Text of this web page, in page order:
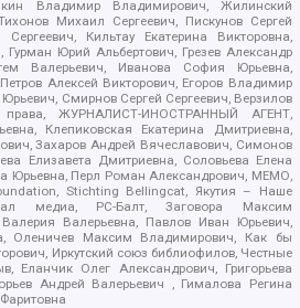
Владимир Владимирович, Жилинский
Михаил Сергеевич, Пискунов Сергей
Кильтау Екатерина Викторовна,
Юрий Альбертович, Грезев Александр
Валерьевич, Иванова София Юрьевна,
Алексей Викторович, Егоров Владимир
Смирнов Сергей Сергеевич, Верзилов
ЖУРНАЛИСТ-ИНОСТРАННЫЙ АГЕНТ,
Клепиковская Екатерина Дмитриевна,
Захаров Андрей Вячеславович, Симонов
Елизавета Дмитриевна, Соловьева Елена
Юрьевна, Перл Роман Александрович, МЕМО,
Stichting Bellingcat, Якутия – Наше
медиа, РС-Балт, Заговора Максим
Валерьевна, Павлов Иван Юрьевич,
Оленичев Максим Владимирович, Как бы
Иркутский союз библиофилов, Честные
Еланчик Олег Александрович, Григорьева
Андрей Валерьевич , Гималова Регина